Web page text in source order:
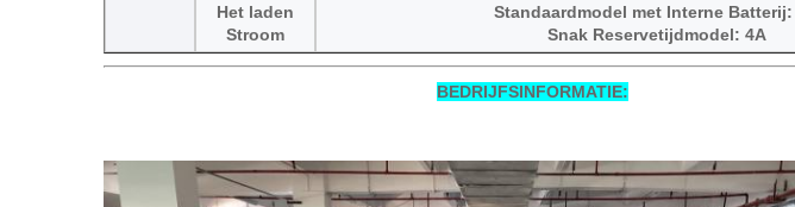
Het laden
Stroom
Standaardmodel met Interne Batterij:
Snak Reservetijdmodel: 4A
BEDRIJFSINFORMATIE: